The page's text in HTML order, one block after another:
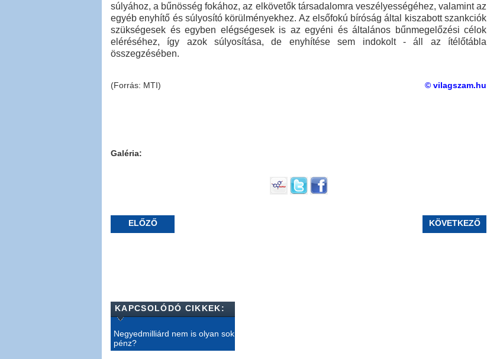
súlyához, a bűnösség fokához, az elkövetők társadalomra veszélyességéhez, valamint az
egyéb enyhítő és súlyosító körülményekhez. Az elsőfokú bíróság által kiszabott szankciók
szükségesek és egyben elégségesek is az egyéni és általános bűnmegelőzési célok
eléréséhez, így azok súlyosítása, de enyhítése sem indokolt - áll az ítélőtábla
összegzésében.
© vilagszam.hu
(Forrás: MTI)
Galéria:
ELŐZŐ KÖVETKEZŐ
KAPCSOLÓDÓ CIKKEK:
Negyedmilliárd nem is olyan sok
pénz?